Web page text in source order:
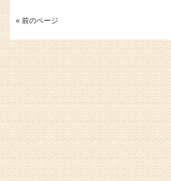
« 前のページ